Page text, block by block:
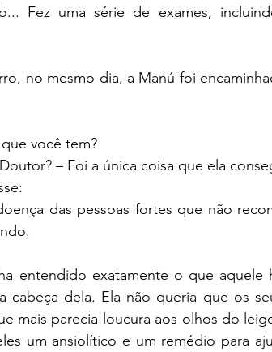
Fez uma série de exames,
no mesmo dia, a Manú foi
você tem?
– Foi a única coisa que ela
das pessoas fortes que não
entendido exatamente o que aquele
cabeça dela. Ela não queria que os
mais parecia loucura aos olhos do
um ansiolítico e um remédio para